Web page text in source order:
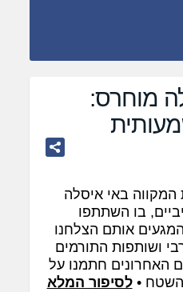
מוחרס:
באי איסלה
בו השתתפו
אותם הצלחנו
ושותפות התורמים
האחרונים חתמנו על
השטח •לסיפור המלא